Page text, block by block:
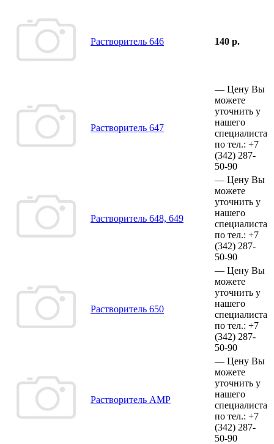
Растворитель 646 140 р.
Растворитель 647
— Цену Вы
можете
уточнить у
нашего
специалиста
по тел.: +7
(342) 287-
50-90
Растворитель 648, 649
— Цену Вы
можете
уточнить у
нашего
специалиста
по тел.: +7
(342) 287-
50-90
Растворитель 650
— Цену Вы
можете
уточнить у
нашего
специалиста
по тел.: +7
(342) 287-
50-90
Растворитель АМР
— Цену Вы
можете
уточнить у
нашего
специалиста
по тел.: +7
(342) 287-
50-90